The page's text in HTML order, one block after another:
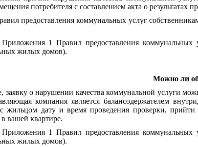
потребителя с составлением акта о
предоставления коммунальных услуг
1 Правил предоставления коммунальных
жилых домов).
Можно ли
заявку о нарушении качества коммунальной
компания является балансодержателем
с жильцом дату и время проведения проверки,
вашей квартире.
1 Правил предоставления коммунальных
жилых домов).